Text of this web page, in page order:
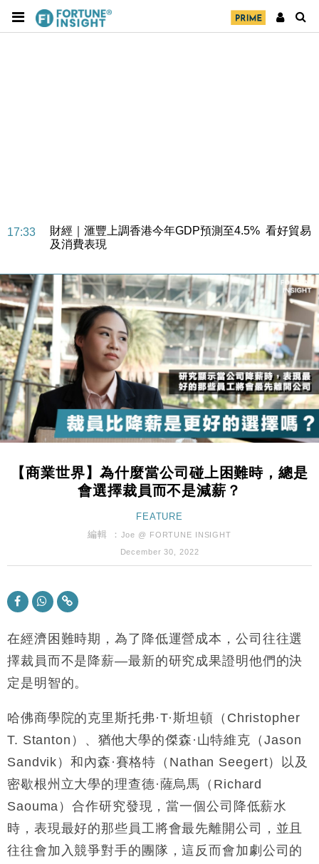
17:33
財經｜滙豐上調香港今年GDP預測至4.5% 看好貿易
及消費表現
損失近6900萬元
16:05
財經｜日經失守6.5萬點後回穩 全周仍升近2%
15:47
財經｜恒隆10月換帥 玩具「反」斗城亞洲CEO蔡德
粦接任
15:11
財經｜韓股反覆波動收跌 連挫7周創逾3年最長跌勢
13:44
財經｜內地7月美元計價出口增近24%勝預期 貿易順
差達1125億美元
12:44
財經｜日本春季三度入市撐日圓 4月單日斥6.28萬億
11:12
國際｜特朗普料美伊戰事快結束 承認部分彈藥庫存緊
財經｜SA售股自救後再出手 斥4億美元押注未上市公
財經｜華僑銀行上半年淨利創新高 中期息增15%至
47仙
17:33
及消費表現
損失近6900萬元
16:05
財經｜日經失守6.5萬點後回穩 全周仍升近2%
13:44
財經｜內地7月美元計價出口增近24%勝預期 貿易順
差達1125億美元
12:44
財經｜日本春季三度入市撐日圓 4月單日斥6.28萬億
日圓干預創新高
11:12
國際｜特朗普料美伊戰事快結束 承認部分彈藥庫存緊
張
【商業世界】為什麼當公司碰上困難時，總是
會選擇裁員而不是減薪？
FEATURE
編輯 ： Joe @ FORTUNE INSIGHT
December 30, 2022
在經濟困難時期，為了降低運營成本，公司往往選
擇裁員而不是降薪—最新的研究成果證明他們的決
定是明智的。
哈佛商學院的克里斯托弗·T·斯坦頓（Christopher
T. Stanton）、猶他大學的傑森·山特維克（Jason
Sandvik）和內森·賽格特（Nathan Seegert）以及
密歇根州立大學的理查德·薩烏馬（Richard
Saouma）合作研究發現，當一個公司降低薪水
時，表現最好的那些員工將會最先離開公司，並且
往往會加入競爭對手的團隊，這反而會加劇公司的